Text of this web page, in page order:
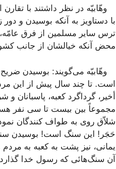
وهّابیّه در نظر داشتند با
با دستاویز به آنکه بوسیدن و
ترس سایر مسلمین از فرق
محض آنکه خیالشان از جانب
وهّابیّه مى‌گویند: بوسیدن
است. تا چند سال پیش از این
أخیر، گرداگرد کعبه، پاسبانان
مجموعاً بین بیست تا سى نفر
شلاّق روى به طواف کنندگان
حَجَر ! این سنگ است! بوسیدن
یمانى، نیز پشت به کعبه به
آن سنگ‌هائى که رسول خدا